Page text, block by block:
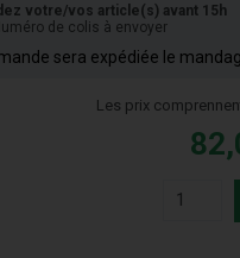
votre/vos article(s) avant 15h
de colis à envoyer
sera expédiée le mandag
Les prix